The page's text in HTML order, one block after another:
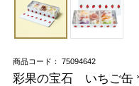
商品コード： 75094642
彩果の宝石 いちご缶